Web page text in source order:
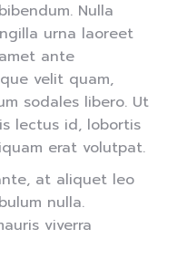
Nulla
urna laoreet
ante
velit quam,
sodales libero. Ut
lectus id, lobortis
erat volutpat.
at aliquet leo
nulla.
viverra